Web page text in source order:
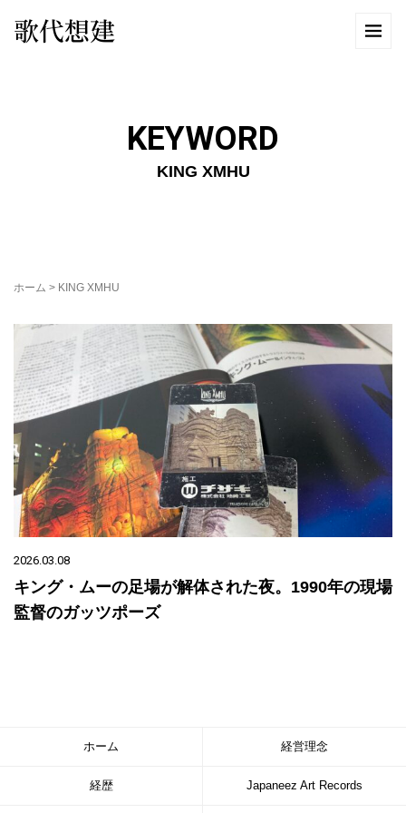
歌代想建
KEYWORD
KING XMHU
ホーム > KING XMHU
2026.03.08
キング・ムーの足場が解体された夜。1990年の現場
監督のガッツポーズ
ホーム 経営理念
経歴 Japaneez Art Records